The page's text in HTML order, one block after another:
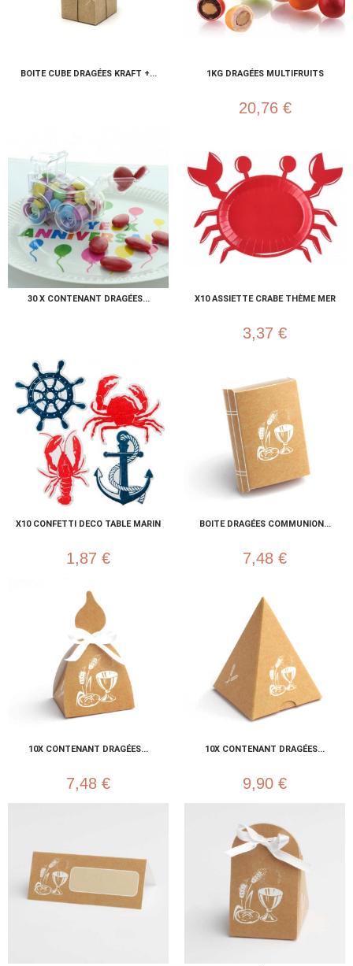
BOITE CUBE DRAGÉES KRAFT +... 1KG DRAGÉES MULTIFRUITS
20,76 €
30 X CONTENANT DRAGÉES... X10 ASSIETTE CRABE THÈME MER
3,37 €
X10 CONFETTI DECO TABLE MARIN
1,87 €
BOITE DRAGÉES COMMUNION...
7,48 €
10X CONTENANT DRAGÉES...
7,48 €
10X CONTENANT DRAGÉES...
9,90 €